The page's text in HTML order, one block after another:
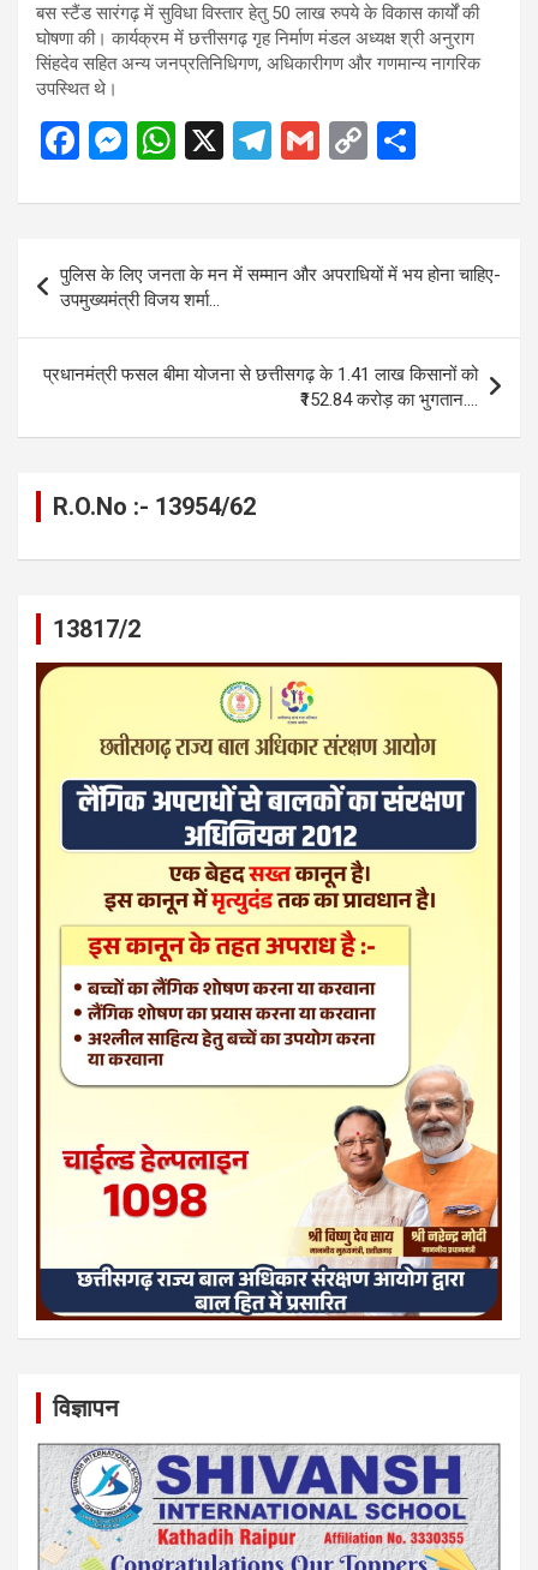
बस स्टैंड सारंगढ़ में सुविधा विस्तार हेतु 50 लाख रुपये के विकास कार्यों की
घोषणा की। कार्यक्रम में छत्तीसगढ़ गृह निर्माण मंडल अध्यक्ष श्री अनुराग
सिंहदेव सहित अन्य जनप्रतिनिधिगण, अधिकारीगण और गणमान्य नागरिक
उपस्थित थे।
F
ce
o
o
k
M
se
n
g
er
W
at
s
A
p
p
X
T
e
gr
a
m
G
ail
C
py
Li
n
k
ar
e
navigation
पुलिस के लिए जनता के मन में सम्मान और अपराधियों में भय होना चाहिए-
उपमुख्यमंत्री विजय शर्मा…
प्रधानमंत्री फसल बीमा योजना से छत्तीसगढ़ के 1.41 लाख किसानों को
₹152.84 करोड़ का भुगतान….
R.O.No :- 13954/62
13817/2
विज्ञापन